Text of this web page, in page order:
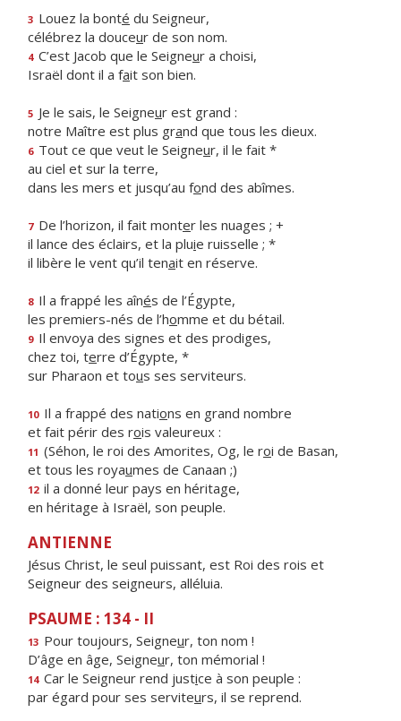
3 Louez la bonté du Seigneur,
célébrez la douceur de son nom.
4 C’est Jacob que le Seigneur a choisi,
Israël dont il a fait son bien.
5 Je le sais, le Seigneur est grand :
notre Maître est plus grand que tous les dieux.
6 Tout ce que veut le Seigneur, il le fait *
au ciel et sur la terre,
dans les mers et jusqu’au fond des abîmes.
7 De l’horizon, il fait monter les nuages ; +
il lance des éclairs, et la pluie ruisselle ; *
il libère le vent qu’il tenait en réserve.
8 Il a frappé les aînés de l’Égypte,
les premiers-nés de l’homme et du bétail.
9 Il envoya des signes et des prodiges,
chez toi, terre d’Égypte, *
sur Pharaon et tous ses serviteurs.
10 Il a frappé des nations en grand nombre
et fait périr des rois valeureux :
11 (Séhon, le roi des Amorites, Og, le roi de Basan,
et tous les royaumes de Canaan ;)
12 il a donné leur pays en héritage,
en héritage à Israël, son peuple.
ANTIENNE
Jésus Christ, le seul puissant, est Roi des rois et
Seigneur des seigneurs, alléluia.
PSAUME : 134 - II
13 Pour toujours, Seigneur, ton nom !
D’âge en âge, Seigneur, ton mémorial !
14 Car le Seigneur rend justice à son peuple :
par égard pour ses serviteurs, il se reprend.